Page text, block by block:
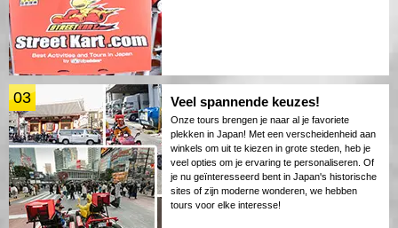
03 Veel spannende keuzes!
Onze tours brengen je naar al je favoriete
plekken in Japan! Met een verscheidenheid aan
winkels om uit te kiezen in grote steden, heb je
veel opties om je ervaring te personaliseren. Of
je nu geïnteresseerd bent in Japan's historische
sites of zijn moderne wonderen, we hebben
tours voor elke interesse!